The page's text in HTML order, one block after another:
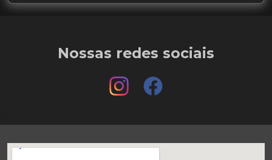
Nossas redes sociais